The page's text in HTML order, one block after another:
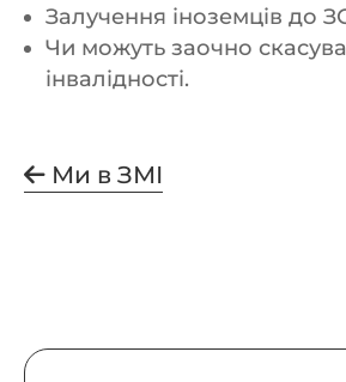
Залучення іноземців до
Чи можуть заочно
інвалідності.
Ми в ЗМІ